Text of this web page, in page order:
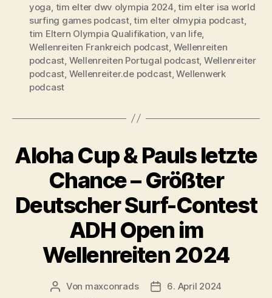
yoga tim elter dwv olympia 2024 ,tim elter isa world
surfing games podcast,tim elter olmypia podcast,
tim Eltern Olympia Qualifikation ,van life,
Wellenreiten Frankreich podcast Wellenreiten
podcast Wellenreiten Portugal podcast, Wellenreiter
podcast Wellenreiter.de podcast,Wellenwerk
podcast
Aloha Cup & Pauls letzte
Chance – Größter
Deutscher Surf-Contest
ADH Open im
Wellenreiten 2024
Beitragsautor
Von maxconrads Beitragsdatum
6. April 2024